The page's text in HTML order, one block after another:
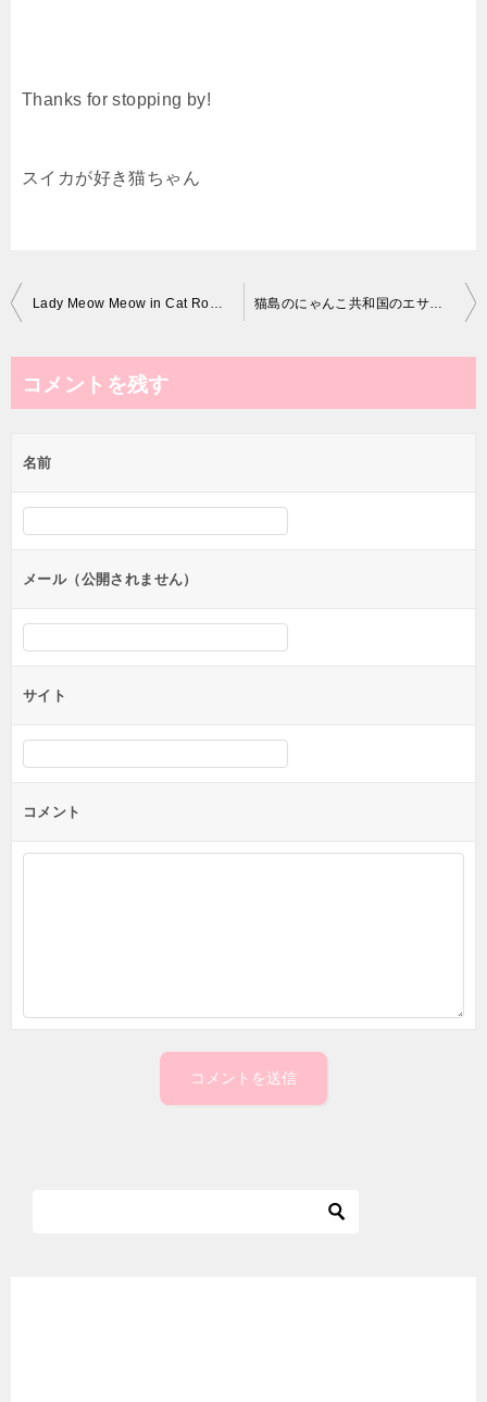
Thanks for stopping by!
スイカが好き猫ちゃん
投
ビ
ー
シ
ン
Lady Meow Meow in Cat Romance – Lady Gaga parody 猫島のにゃんこ共和国のエサやりがすさまじ過ぎて猫好きにはたまらない 野良猫 感動猫動画
コメントを残す
名前
メール（公開されません）
サイト
コメント